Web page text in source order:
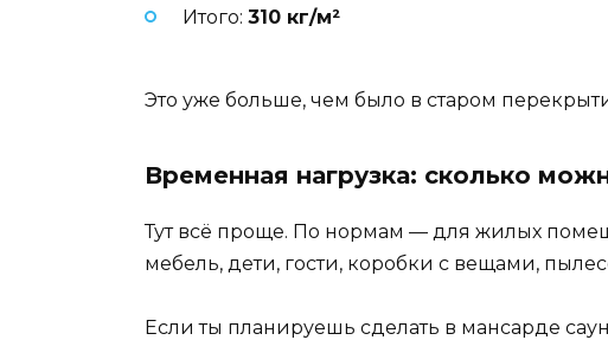
Итого: 310 кг/м²
Это уже больше, чем было в старом
Временная нагрузка: сколько
Тут всё проще. По нормам — для жилых
мебель, дети, гости, коробки с вещами,
Если ты планируешь сделать в мансарде